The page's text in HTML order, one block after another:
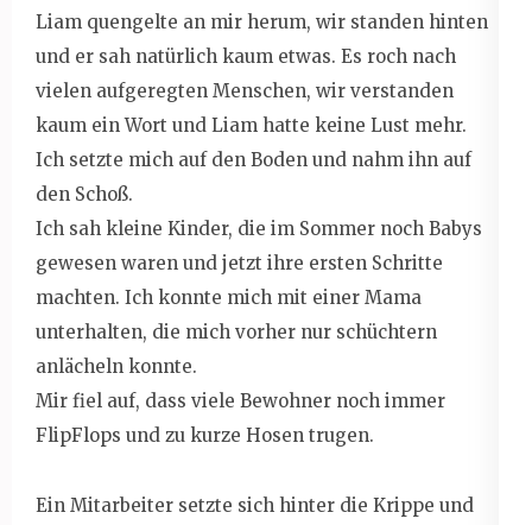
Liam quengelte an mir herum, wir standen hinten
und er sah natürlich kaum etwas. Es roch nach
vielen aufgeregten Menschen, wir verstanden
kaum ein Wort und Liam hatte keine Lust mehr.
Ich setzte mich auf den Boden und nahm ihn auf
den Schoß.
Ich sah kleine Kinder, die im Sommer noch Babys
gewesen waren und jetzt ihre ersten Schritte
machten. Ich konnte mich mit einer Mama
unterhalten, die mich vorher nur schüchtern
anlächeln konnte.
Mir fiel auf, dass viele Bewohner noch immer
FlipFlops und zu kurze Hosen trugen.
Ein Mitarbeiter setzte sich hinter die Krippe und